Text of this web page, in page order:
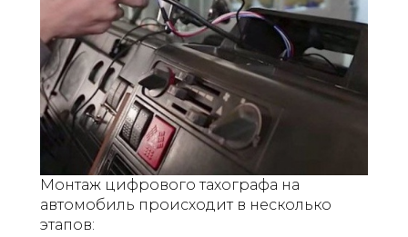
Монтаж цифрового тахографа на
автомобиль происходит в несколько
этапов: